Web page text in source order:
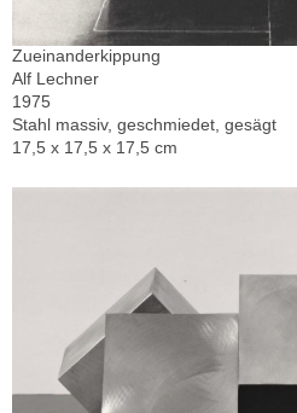
Zueinanderkippung
Alf Lechner
1975
Stahl massiv, geschmiedet, gesägt
17,5 x 17,5 x 17,5 cm